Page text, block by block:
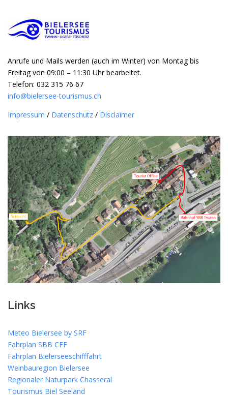
Anrufe und Mails werden (auch im Winter) von Montag bis
Freitag von 09:00 – 11:30 Uhr bearbeitet.
Telefon: 032 315 76 67
info@bielersee-tourismus.ch
Impressum / Datenschutz / Disclaimer
Links
Meteo Bielersee by SRF
Fahrplan SBB CFF
Fahrplan Bielerseeschifffahrt
Weinbauregion Bielersee
Regionaler Naturpark Chasseral
Tourismus Biel Seeland